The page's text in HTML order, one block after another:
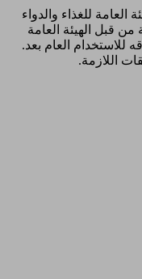
العامة للغذاء والدواء
من قبل الهيئة العامة
للاستخدام العام بعد.
اللازمة.